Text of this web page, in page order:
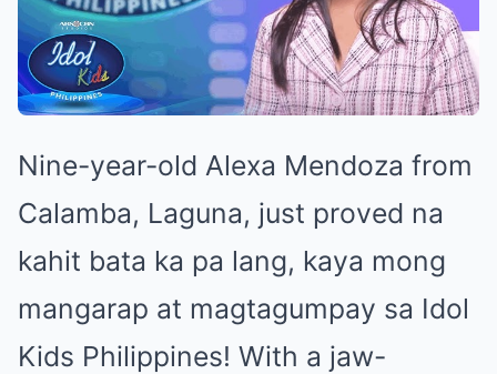
Nine-year-old Alexa Mendoza from
Calamba, Laguna, just proved na
kahit bata ka pa lang, kaya mong
mangarap at magtagumpay sa Idol
Kids Philippines! With a jaw-